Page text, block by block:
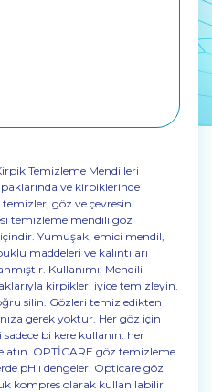
Temizleme Mendilleri
ve kirpiklerinde
göz ve çevresini
temizleme mendili göz
Yumuşak, emici mendil,
maddeleri ve kalıntıları
Kullanımı; Mendili
kirpikleri iyice temizleyin.
silin. Gözleri temizledikten
gerek yoktur. Her göz için
bi kere kullanın. her
atın. OPTİCARE göz temizleme
pH’ı dengeler. Opticare göz
kompres olarak kullanılabilir